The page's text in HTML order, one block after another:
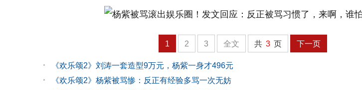
1 2 3 全文 共 3 页 下一页
《欢乐颂2》刘涛一套造型9万元，杨紫一身才496元
《欢乐颂2》杨紫被骂惨：反正有经验多骂一次无妨